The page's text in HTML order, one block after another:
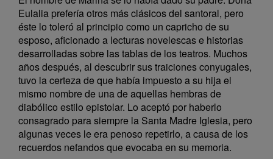
Eulalia prefería otros más clásicos del santoral, pero
éste lo toleró al principio como un capricho de su
esposo, aficionado a lecturas novelescas e historias
desarrolladas sobre las tablas de los teatros. Muchos
años después, al descubrir sus traiciones conyugales,
tuvo la certeza de que había impuesto a su hija el
mismo nombre de una de aquellas hembras de
diabólico estilo epistolar. Lo aceptó por haberlo
consagrado para siempre la Santa Madre Iglesia, pero
algunas veces le era penoso repetirlo, a causa de los
recuerdos nefandos que evocaba en su memoria.